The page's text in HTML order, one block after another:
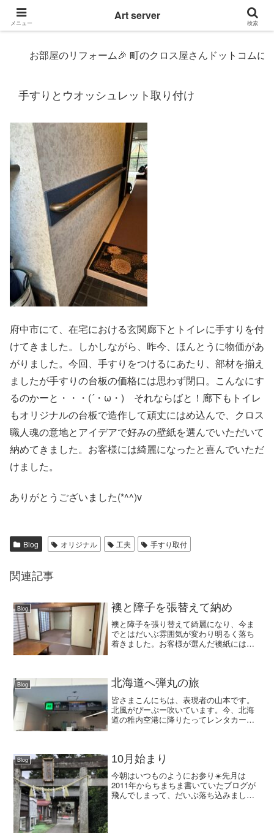
お部屋のリフォーム🎉 町のクロス屋さんドットコムにお
手すりとウオッシュレット取り付け
府中市にて、在宅における玄関廊下とトイレに手すりを付
けてきました。しかしながら、昨今、ほんとうに物価があ
がりました。今回、手すりをつけるにあたり、部材を揃え
ましたが手すりの台板の価格には思わず閉口。こんなにす
るのかーと・・・(´・ω・) それならばと！廊下もトイレ
もオリジナルの台板で造作して頑丈にはめ込んで、クロス
職人魂の意地とアイデアで好みの壁紙を選んでいただいて
納めてきました。お客様には綺麗になったと喜んでいただ
けました。
ありがとうございました(*^^)v
Blog オリジナル 工夫 手すり取付
関連記事
Blog 襖と障子を張替えて納め
襖と障子を張り替えて綺麗になり、今ま
でとはだいぶ雰囲気が変わり明るく落ち
着きました。お客様が選んだ襖紙には薄
いただけることかと思いま...
Blog 北海道へ弾丸の旅
皆さまこんにちは、表現者の山本です。
北風がぴーぷー吹いています。今、北海
道の稚内空港に降りたってレンタカーで
民宿の叔母さんが「こっち...
Blog 10月始まり
今朝はいつものようにお参り☀️先月は
2011年からちまちま書いていたブログが
飛んでしまって、だいぶ落ち込みました
メニュー
Art server
検索